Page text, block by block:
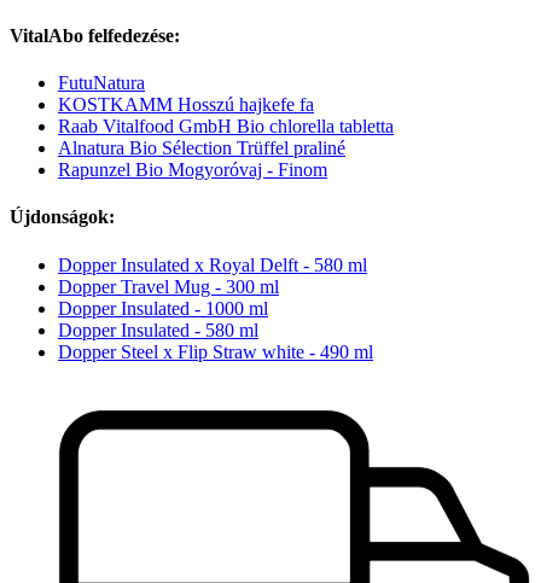
VitalAbo felfedezése:
FutuNatura
KOSTKAMM Hosszú hajkefe fa
Raab Vitalfood GmbH Bio chlorella tabletta
Alnatura Bio Sélection Trüffel praliné
Rapunzel Bio Mogyoróvaj - Finom
Újdonságok:
Dopper Insulated x Royal Delft - 580 ml
Dopper Travel Mug - 300 ml
Dopper Insulated - 1000 ml
Dopper Insulated - 580 ml
Dopper Steel x Flip Straw white - 490 ml